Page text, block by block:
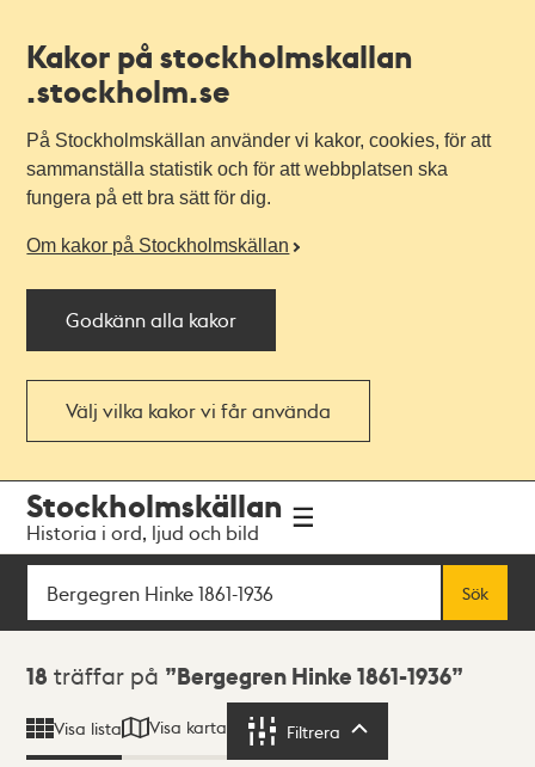
Kakor på stockholmskallan
.stockholm.se
På Stockholmskällan använder vi kakor, cookies, för att
sammanställa statistik och för att webbplatsen ska
fungera på ett bra sätt för dig.
Om kakor på Stockholmskällan
Godkänn alla kakor
Välj vilka kakor vi får använda
navigationen
huvudinnehållet
Stockholmskällan
Historia i ord, ljud och bild
Sök
Sök
Sökresultat
18 träffar på Bergegren Hinke 1861-1936
Visa lista Visa karta Filtrera